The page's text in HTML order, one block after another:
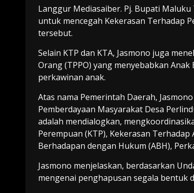
Langgur Mediasaiber. Pj. Bupati
untuk mencegah Kekerasan Terhadap
tersebut.
Selain KTP dan KTA, Jasmono juga
Orang (TPPO) yang menyebabkan
perkawinan anak.
Atas nama Pemerintah Daerah,
Pemberdayaan Masyarakat Desa
adalah mendialogkan,
Perempuan (KTP), Kekerasan
Berhadapan dengan Hukum (ABH),
Jasmono menjelaskan, berdasarkan
mengenai penghapusan segala bentuk